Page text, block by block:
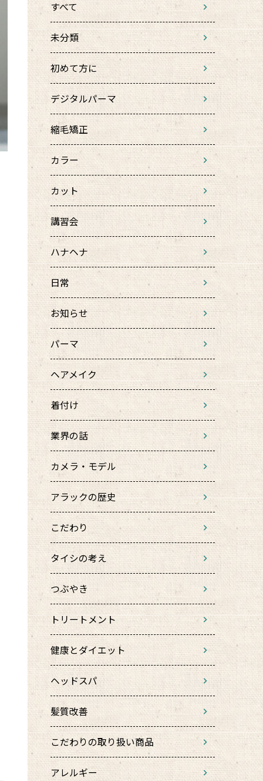
すべて
未分類
初めて方に
デジタルパーマ
縮毛矯正
カラー
カット
講習会
ハナヘナ
日常
お知らせ
パーマ
ヘアメイク
着付け
業界の話
カメラ・モデル
アラックの歴史
こだわり
タイシの考え
つぶやき
トリートメント
健康とダイエット
ヘッドスパ
髪質改善
こだわりの取り扱い商品
アレルギー